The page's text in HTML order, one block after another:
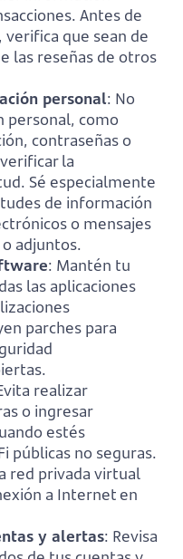
Antes de
verifica que sean de
las reseñas de otros
personal: No
personal, como
contraseñas o
la
Sé especialmente
de información
o mensajes
adjuntos.
: Mantén tu
las aplicaciones
parches para
realizar
o ingresar
estés
públicas no seguras.
red privada virtual
a Internet en
y alertas: Revisa